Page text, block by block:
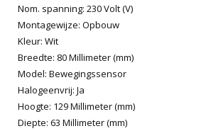
Nom. spanning: 230 Volt (V)
Montagewijze: Opbouw
Kleur: Wit
Breedte: 80 Millimeter (mm)
Model: Bewegingssensor
Halogeenvrij: Ja
Hoogte: 129 Millimeter (mm)
Diepte: 63 Millimeter (mm)